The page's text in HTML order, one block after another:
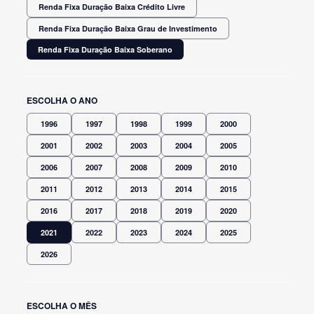
Renda Fixa Duração Baixa Crédito Livre
Renda Fixa Duração Baixa Grau de Investimento
Renda Fixa Duração Baixa Soberano
ESCOLHA O ANO
1996 1997 1998 1999 2000
2001 2002 2003 2004 2005
2006 2007 2008 2009 2010
2011 2012 2013 2014 2015
2016 2017 2018 2019 2020
2021 2022 2023 2024 2025
2026
ESCOLHA O MÊS